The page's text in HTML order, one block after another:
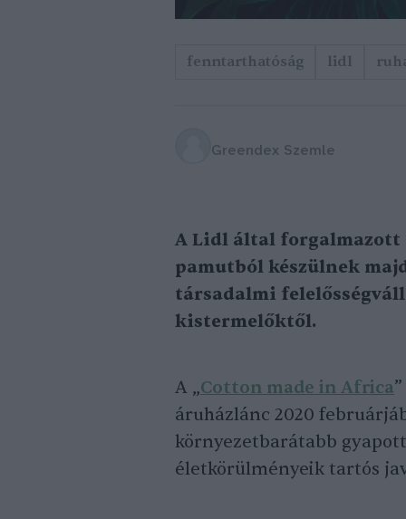
fenntarthatóság lidl
Greendex Szemle
A Lidl által forgalmazott
pamutból készülnek
társadalmi
kistermelőktől.
A „Cotton made in Africa
áruházlánc 2020
környezetbarátabb
életkörülményeik tartós